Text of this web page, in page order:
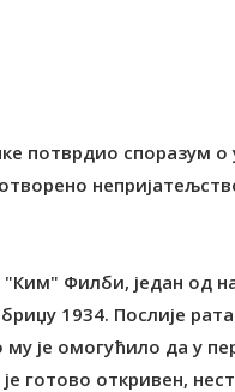
потврдио споразум
Филби, један од
1934. Послије
је омогућило да у
готово откривен,